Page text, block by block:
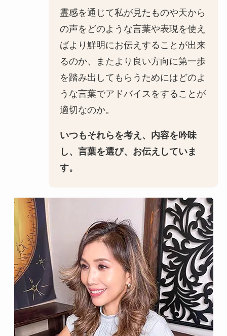
霊感を通じて私が見たものや天から
の声をどのような言葉や表現を使え
ばより鮮明にお伝えすることが出来
るのか、またより良い方向に第一歩
を踏み出してもらうためにはどのよ
うな言葉でアドバイスをすることが
適切なのか。
いつもそれらを考え、内容を吟味
し、言葉を選び、お伝えしていま
す。